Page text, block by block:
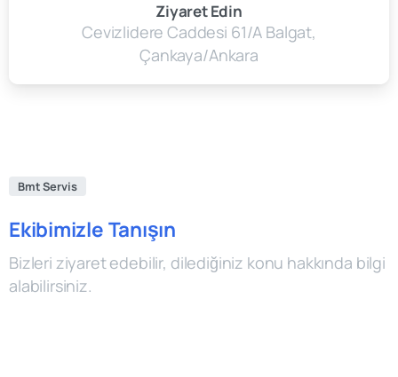
Ziyaret Edin
Cevizlidere Caddesi 61/A Balgat,
Çankaya/Ankara
Bmt Servis
Ekibimizle Tanışın
Bizleri ziyaret edebilir, dilediğiniz konu hakkında bilgi
alabilirsiniz.